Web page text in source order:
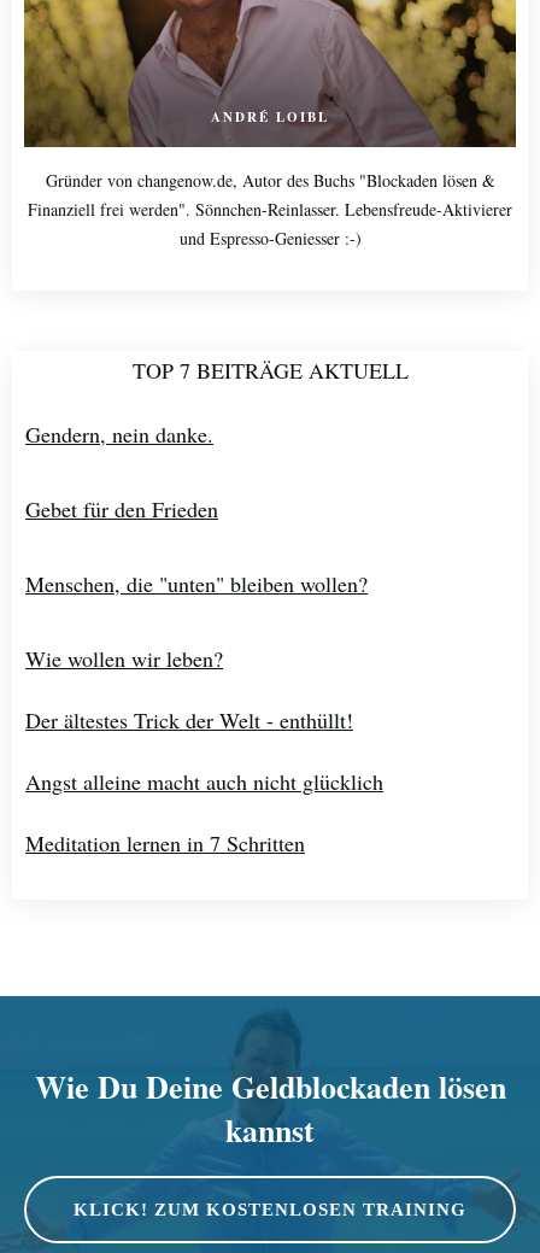
ANDRÉ LOIBL
Gründer von changenow.de, Autor des Buchs "Blockaden lösen &
Finanziell frei werden". Sönnchen-Reinlasser. Lebensfreude-Aktivierer
und Espresso-Geniesser :-)
TOP 7 BEITRÄGE AKTUELL
Gendern, nein danke.
Gebet für den Frieden
Menschen, die "unten" bleiben wollen?
Wie wollen wir leben?
Der ältestes Trick der Welt - enthüllt!
Angst alleine macht auch nicht glücklich
Meditation lernen in 7 Schritten
Wie Du Deine Geldblockaden lösen
kannst
KLICK! ZUM KOSTENLOSEN TRAINING